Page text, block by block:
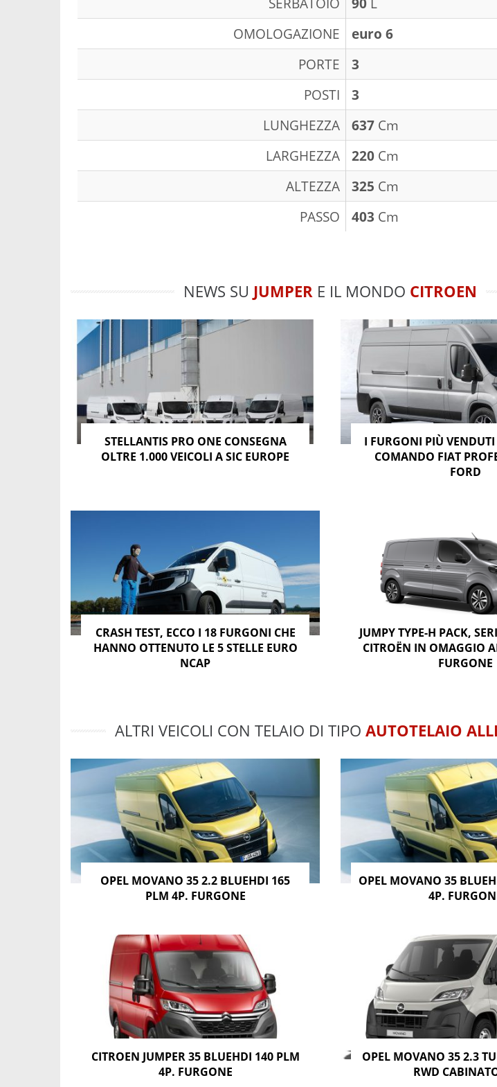
OMOLOGAZIONE
euro 6
PORTE
3
POSTI
3
LUNGHEZZA
637 Cm
LARGHEZZA
220 Cm
ALTEZZA
325 Cm
PASSO
403 Cm
NEWS SU JUMPER E IL MONDO CITROEN
STELLANTIS PRO ONE CONSEGNA
OLTRE 1.000 VEICOLI A SIC EUROPE
I FURGONI PIÙ
COMANDO FIAT
FORD
CRASH TEST, ECCO I 18 FURGONI CHE
HANNO OTTENUTO LE 5 STELLE EURO
NCAP
JUMPY TYPE-H PACK,
CITROËN IN OMAGGIO
FURGONE
ALTRI VEICOLI CON TELAIO DI TIPO AUTOTELAIO
OPEL MOVANO 35 2.2 BLUEHDI 165
PLM 4P. FURGONE
OPEL MOVANO 35
4P.
CITROEN JUMPER 35 BLUEHDI 140 PLM
4P. FURGONE
OPEL MOVANO 35 2.3
RWD